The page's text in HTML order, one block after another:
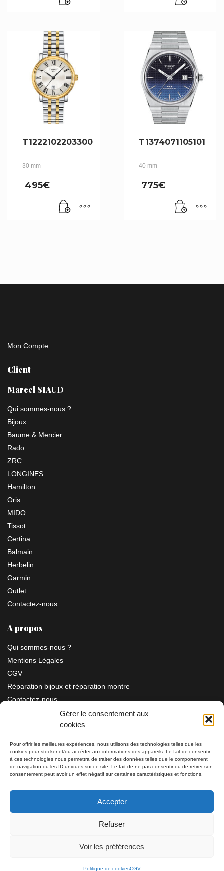
Gérer le consentement aux
cookies
Pour offrir les meilleures expériences, nous utilisons des technologies telles que les
cookies pour stocker et/ou accéder aux informations des appareils. Le fait de consentir
à ces technologies nous permettra de traiter des données telles que le comportement
de navigation ou les ID uniques sur ce site. Le fait de ne pas consentir ou de retirer son
consentement peut avoir un effet négatif sur certaines caractéristiques et fonctions.
Accepter
Refuser
Voir les préférences
Politique de cookiesCGV
T1222102203300
30 mm
495€
T1374071105101
40 mm
775€
Mon Compte
Client
Marcel SIAUD
Qui sommes-nous ?
Bijoux
Baume & Mercier
Rado
ZRC
LONGINES
Hamilton
Oris
MIDO
Tissot
Certina
Balmain
Herbelin
Garmin
Outlet
Contactez-nous
A propos
Qui sommes-nous ?
Mentions Légales
CGV
Réparation bijoux et réparation montre
Contactez-nous
Information
Bijouterie SIAUD11 rue Masséna 06000 NICE
Tél: 04 93 82 29 34 / 09 78 81 68 81